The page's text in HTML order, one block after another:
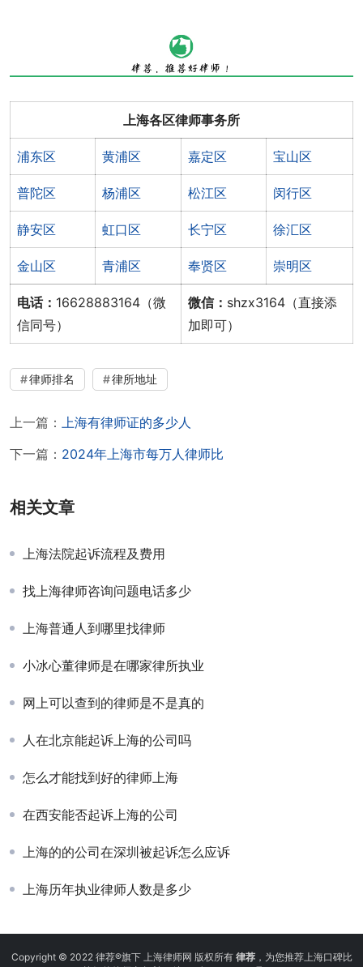
上海各区律师事务所
浦东区 黄浦区 嘉定区 宝山区
普陀区 杨浦区 松江区 闵行区
静安区 虹口区 长宁区 徐汇区
金山区 青浦区 奉贤区 崇明区
电话： 16628883164（微
信同号）
微信： shzx3164（直接添
加即可）
律师排名 律所地址
上一篇： 上海有律师证的多少人
下一篇： 2024年上海市每万人律师比
相关文章
上海法院起诉流程及费用
找上海律师咨询问题电话多少
上海普通人到哪里找律师
小冰心董律师是在哪家律所执业
网上可以查到的律师是不是真的
人在北京能起诉上海的公司吗
怎么才能找到好的律师上海
在西安能否起诉上海的公司
上海的的公司在深圳被起诉怎么应诉
上海历年执业律师人数是多少
Copyright © 2022 律荐®旗下 上海律师网 版权所有 律荐，为您推荐上海口碑比